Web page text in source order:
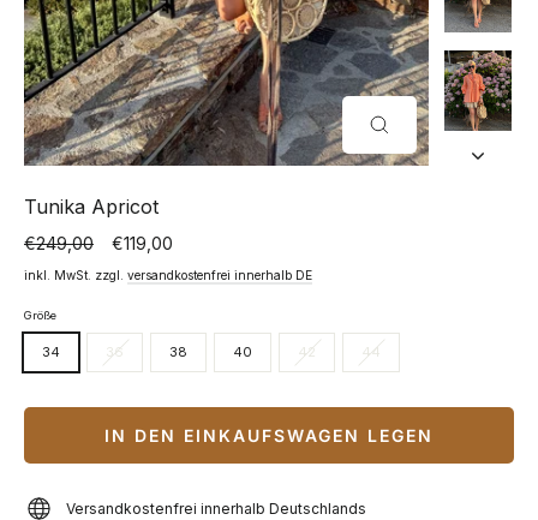
SCHLIESSEN (
ESC)
Tunika Apricot
Normaler
Preis
€249,00
Sonderpreis €119,00
inkl. MwSt. zzgl. versandkostenfrei innerhalb DE
Größe
34 36 38 40 42 44
IN DEN EINKAUFSWAGEN LEGEN
Versandkostenfrei innerhalb Deutschlands